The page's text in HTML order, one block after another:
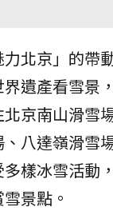
北京」的帶
遺產看雪景
京南山滑雪
八達嶺滑雪
樣冰雪活動
景點。